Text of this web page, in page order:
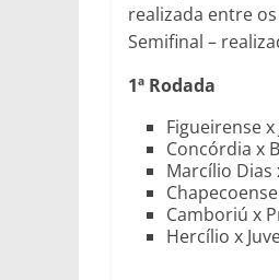
realizada entre
Semifinal –
1ª Rodada
Figueirense x
Concórdia x
Marcílio Dias
Camboriú x
Hercílio x